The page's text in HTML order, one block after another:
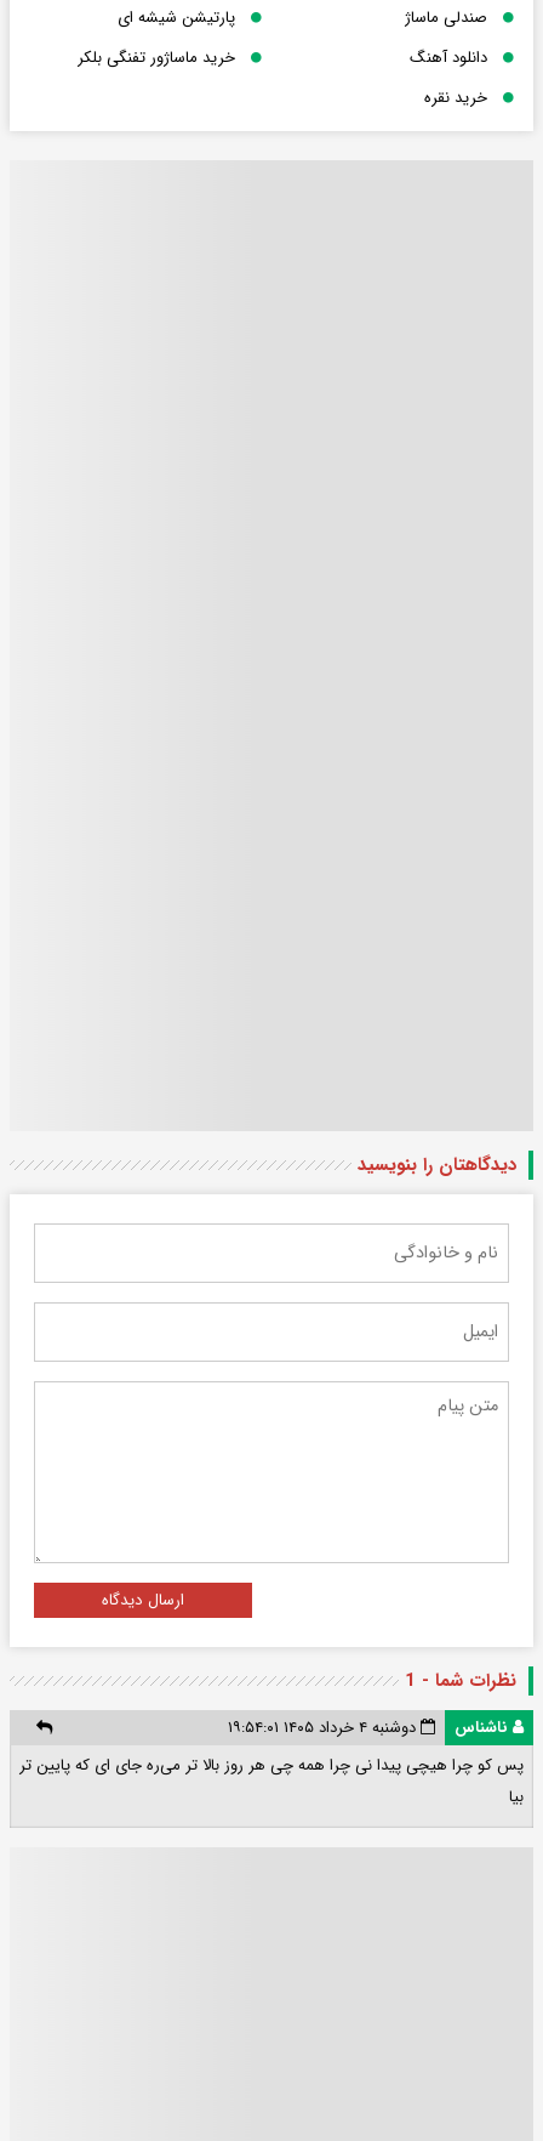
صندلی ماساژ
پارتیشن شیشه ای
دانلود آهنگ
خرید ماساژور تفنگی بلکر
خرید نقره
دیدگاهتان را بنویسید
ارسال دیدگاه
نظرات شما - 1
ناشناس
دوشنبه ۴ خرداد ۱۴۰۵ ۱۹:۵۴:۰۱
پس کو چرا هیچی پیدا نی چرا همه چی هر روز بالا تر می‌ره جای ای که پایین تر
بیا